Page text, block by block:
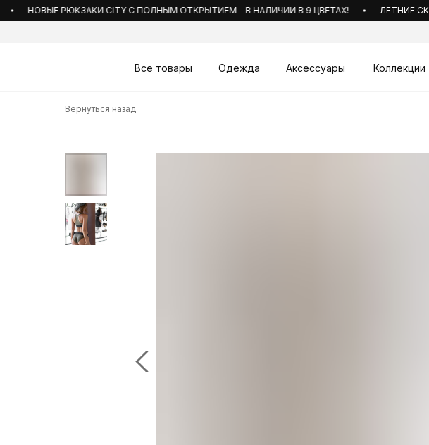
НОВЫЕ РЮКЗАКИ CITY С ПОЛНЫМ ОТКРЫТИЕМ - В НАЛИЧИИ В 9 ЦВЕТАХ! ЛЕТНИЕ
Все товары Одежда Аксессуары Коллекции
Вернуться назад